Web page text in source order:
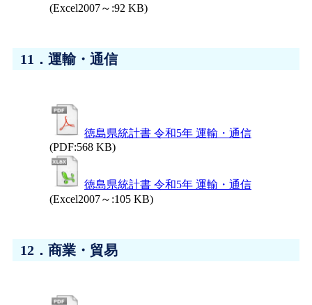
(Excel2007～:92 KB)
11．運輸・通信
徳島県統計書 令和5年 運輸・通信
(PDF:568 KB)
徳島県統計書 令和5年 運輸・通信
(Excel2007～:105 KB)
12．商業・貿易